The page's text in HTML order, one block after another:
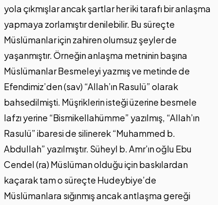
yola çıkmışlar ancak şartlar her iki tarafı bir anlaşma
yapmaya zorlamıştır denilebilir. Bu süreçte
Müslümanlar için zahiren olumsuz şeyler de
yaşanmıştır. Örneğin anlaşma metninin başına
Müslümanlar Besmeleyi yazmış ve metinde de
Efendimiz’den (sav) “Allah’ın Rasulü” olarak
bahsedilmişti. Müşriklerin isteği üzerine besmele
lafzı yerine “Bismikellahümme” yazılmış, “Allah’ın
Rasulü” ibaresi de silinerek “Muhammed b.
Abdullah” yazılmıştır. Süheyl b. Amr’ın oğlu Ebu
Cendel (ra) Müslüman olduğu için baskılardan
kaçarak tam o süreçte Hudeybiye’de
Müslümanlara sığınmış ancak antlaşma gereği